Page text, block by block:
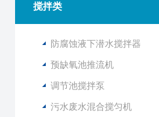
搅拌类
防腐蚀液下潜水搅拌器
预缺氧池推流机
调节池搅拌泵
污水废水混合搅匀机